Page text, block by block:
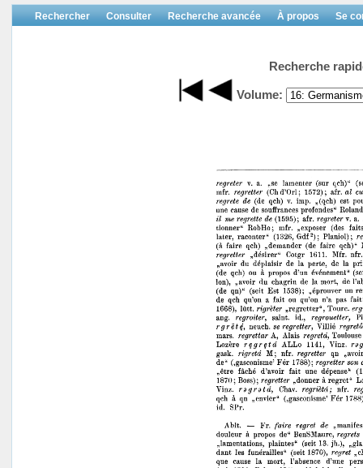
Rechercher Consulter Recherche avancée À propos Se
Recherche
Volume: